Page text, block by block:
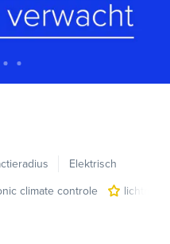
Elektrisch
climate controle